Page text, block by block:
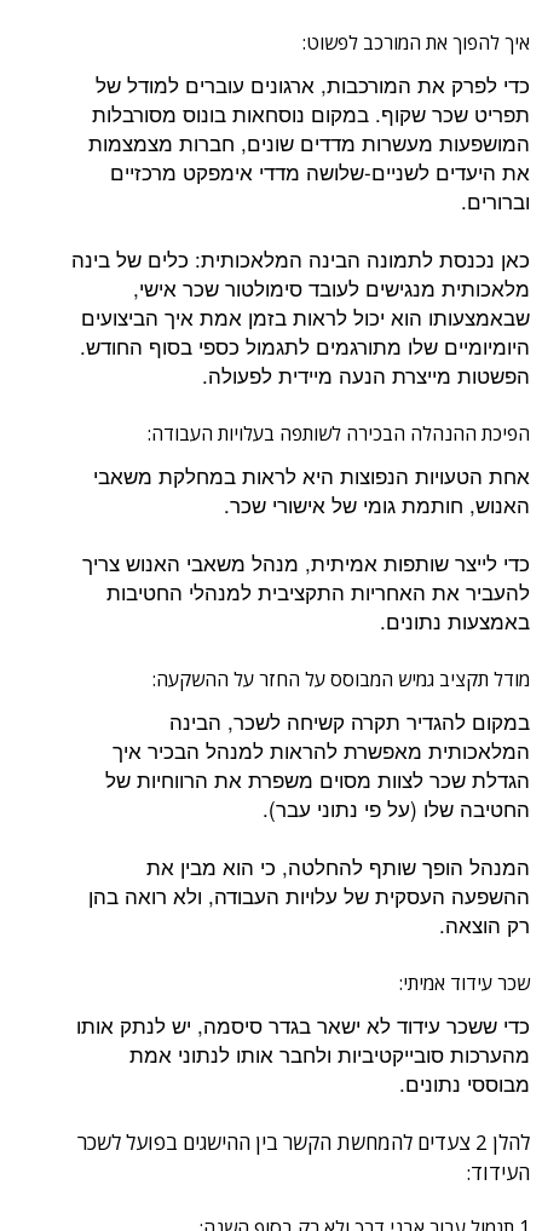
המורכב לפשוט:
המורכבות, ארגונים עוברים למודל של
שקוף. במקום נוסחאות בונוס מסורבלות
מעשרות מדדים שונים, חברות מצמצמות
לשניים-שלושה מדדי אימפקט מרכזיים
לתמונה הבינה המלאכותית: כלים של בינה
לעובד סימולטור שכר אישי,
הוא יכול לראות בזמן אמת איך הביצועים
שלו מתורגמים לתגמול כספי בסוף החודש.
הנעה מיידית לפעולה.
הבכירה לשותפה בעלויות העבודה:
הנפוצות היא לראות במחלקת משאבי
גומי של אישורי שכר.
שותפות אמיתית, מנהל משאבי האנוש צריך
האחריות התקציבית למנהלי החטיבות
גמיש המבוסס על החזר על ההשקעה:
תקרה קשיחה לשכר, הבינה
מאפשרת להראות למנהל הבכיר איך
לצוות מסוים משפרת את הרווחיות של
(על פי נתוני עבר).
שותף להחלטה, כי הוא מבין את
של עלויות העבודה, ולא רואה בהן
לא ישאר בגדר סיסמה, יש לנתק אותו
ולחבר אותו לנתוני אמת
2 צעדים להמחשת הקשר בין ההישגים בפועל לשכר